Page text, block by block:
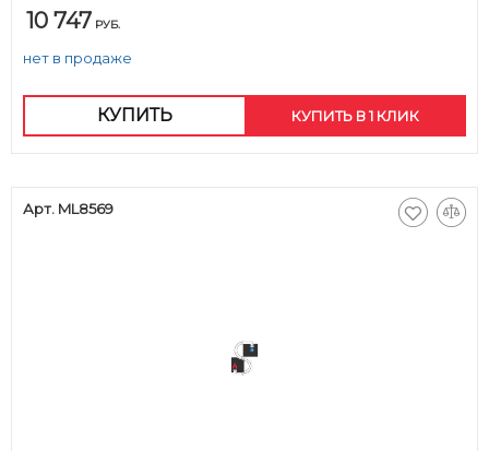
10 747 РУБ.
нет в продаже
КУПИТЬ КУПИТЬ В 1 КЛИК
Арт. ML8569